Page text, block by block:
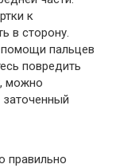
к
в сторону.
пальцев
повредить
можно
правильно